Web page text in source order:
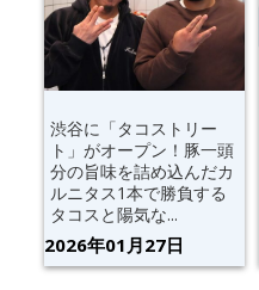
渋谷に「タコストリー
ト」がオープン！豚一頭
分の旨味を詰め込んだカ
ルニタス1本で勝負する
タコスと陽気な...
2026年01月27日